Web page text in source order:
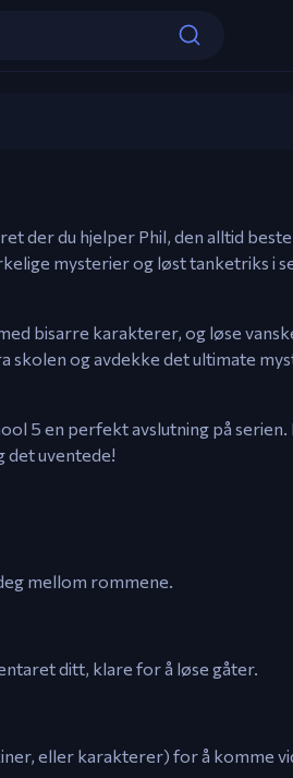
– Pek & Klikk for å bevege deg,
der du hjelper Phil, den alltid
mysterier og løst tanketriks i
bisarre karakterer, og løse
skolen og avdekke det ultimate
5 en perfekt avslutning på serien.
det uventede!
mellom rommene.
ditt, klare for å løse gåter.
eller karakterer) for å komme